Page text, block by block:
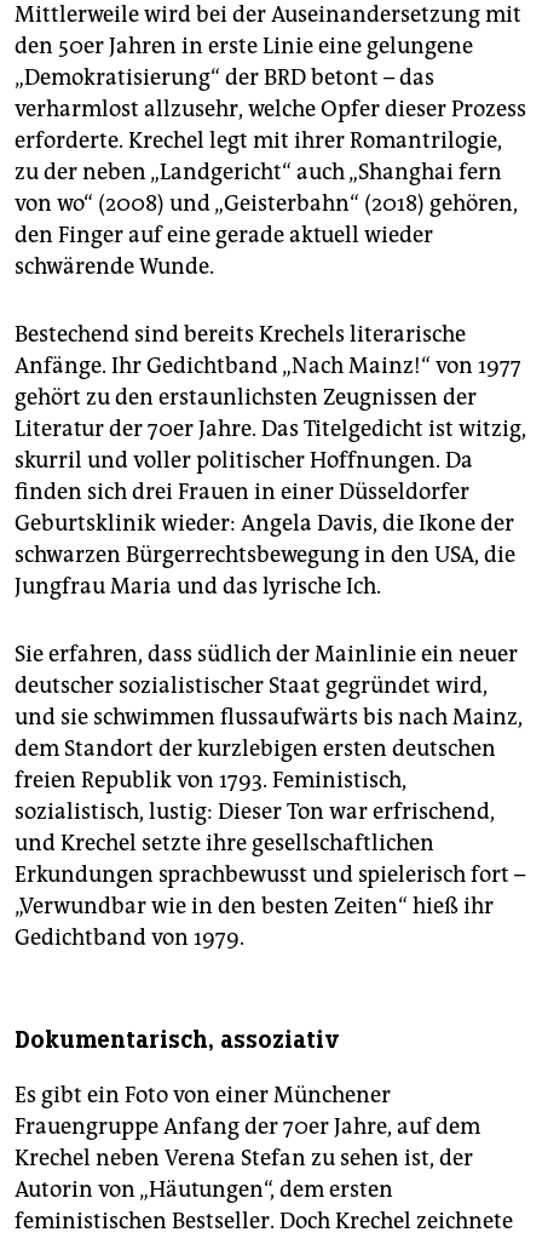
Mittlerweile wird bei der Auseinandersetzung mit
den 50er Jahren in erste Linie eine gelungene
„Demokratisierung“ der BRD betont – das
verharmlost allzusehr, welche Opfer dieser Prozess
erforderte. Krechel legt mit ihrer Romantrilogie,
zu der neben „Landgericht“ auch „Shanghai fern
von wo“ (2008) und „Geisterbahn“ (2018) gehören,
den Finger auf eine gerade aktuell wieder
schwärende Wunde.
Bestechend sind bereits Krechels literarische
Anfänge. Ihr Gedichtband „Nach Mainz!“ von 1977
gehört zu den erstaunlichsten Zeugnissen der
Literatur der 70er Jahre. Das Titelgedicht ist witzig,
skurril und voller politischer Hoffnungen. Da
finden sich drei Frauen in einer Düsseldorfer
Geburtsklinik wieder: Angela Davis, die Ikone der
schwarzen Bürgerrechtsbewegung in den USA, die
Jungfrau Maria und das lyrische Ich.
Sie erfahren, dass südlich der Mainlinie ein neuer
deutscher sozialistischer Staat gegründet wird,
und sie schwimmen flussaufwärts bis nach Mainz,
dem Standort der kurzlebigen ersten deutschen
freien Republik von 1793. Feministisch,
sozialistisch, lustig: Dieser Ton war erfrischend,
und Krechel setzte ihre gesellschaftlichen
Erkundungen sprachbewusst und spielerisch fort –
„Verwundbar wie in den besten Zeiten“ hieß ihr
Gedichtband von 1979.
Dokumentarisch, assoziativ
Es gibt ein Foto von einer Münchener
Frauengruppe Anfang der 70er Jahre, auf dem
Krechel neben Verena Stefan zu sehen ist, der
Autorin von „Häutungen“, dem ersten
feministischen Bestseller. Doch Krechel zeichnete